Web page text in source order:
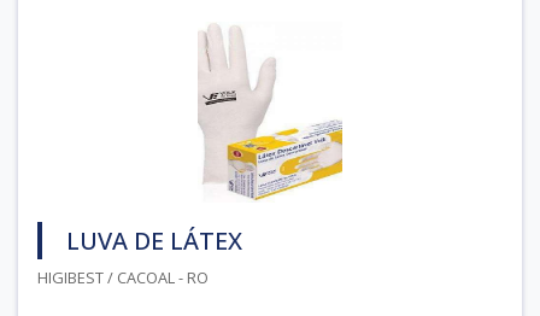
LUVA DE LÁTEX
HIGIBEST / CACOAL - RO